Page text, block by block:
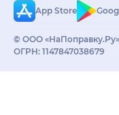
App Store
© ООО
ОГРН: 1147847038679